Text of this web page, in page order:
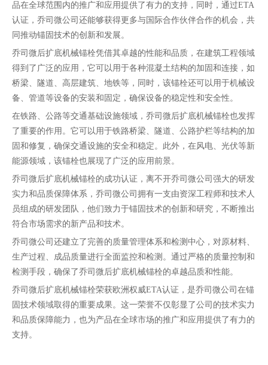
品在全球范围内的推广和应用提供了有力的支持，同时，通过ETA
认证，乔司微公司还能够获得更多与国际合作伙伴合作的机会，共
同推动锚固技术的创新和发展。
乔司微后扩底机械锚栓凭借其卓越的性能和品质，在建筑工程领域
得到了广泛的应用，它可以用于各种混凝土结构的加固和连接，如
桥梁、隧道、高层建筑、地铁等，同时，该锚栓还可以用于机械设
备、管道等设备的安装和固定，确保设备的稳定性和安全性。
在铁路、公路等交通基础设施领域，乔司微后扩底机械锚栓也发挥
了重要的作用。它可以用于铁路桥梁、隧道、公路护栏等结构的加
固和修复，确保交通设施的安全和稳定。此外，在风电、光伏等新
能源领域，该锚栓也展现了广泛的应用前景。
乔司微后扩底机械锚栓的成功认证，离不开乔司微公司强大的研发
实力和品质保障体系，乔司微公司拥有一支由资深工程师和技术人
员组成的研发团队，他们致力于锚固技术的创新和研究，不断推出
符合市场需求的新产品和技术。
乔司微公司还建立了完善的质量管理体系和检测中心，对原材料、
生产过程、成品质量进行全面监控和检测。通过严格的质量控制和
检测手段，确保了乔司微后扩底机械锚栓的卓越品质和性能。
乔司微后扩底机械锚栓荣获欧洲权威ETA认证，是乔司微公司在锚
固技术领域取得的重要成果。这一荣誉不仅彰显了公司的技术实力
和品质保障能力，也为产品在全球市场的推广和应用提供了有力的
支持。